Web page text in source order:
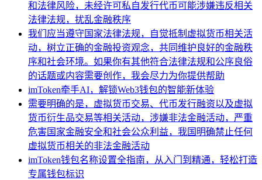
和法律风险，未经许可私自发行代币可能涉嫌违反相关
法律法规，扰乱金融秩序
我们应当遵守国家法律法规，自觉抵制虚拟货币相关活
动，树立正确的金融投资观念，共同维护良好的金融秩
序和社会环境。如果你有其他符合法律法规和公序良俗
的话题或内容需要创作，我会尽力为你提供帮助
imToken牵手AI，解锁Web3钱包的智能新体验
需要明确的是，虚拟货币交易、代币发行融资以及虚拟
货币衍生品交易等相关活动，涉嫌非法金融活动，严重
危害国家金融安全和社会公众利益，我国明确禁止任何
虚拟货币相关的非法金融活动
imToken钱包名称设置全指南，从入门到精通，轻松打造
专属钱包标识